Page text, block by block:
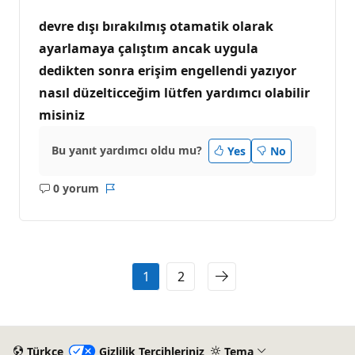
devre dışı bırakılmış otamatik olarak
ayarlamaya çalıştım ancak uygula
dedikten sonra erişim engellendi yazıyor
nasıl düzelticceğim lütfen yardımcı olabilir
misiniz
Bu yanıt yardımcı oldu mu? Yes No
0 yorum
Açıklama
1 2
Türkçe Gizlilik Tercihleriniz Tema